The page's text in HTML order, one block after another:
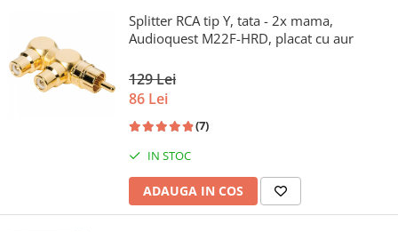
Splitter RCA tip Y, tata - 2x mama,
Audioquest M22F-HRD, placat cu aur
129 Lei
86 Lei
(7)
IN STOC
ADAUGA IN COS